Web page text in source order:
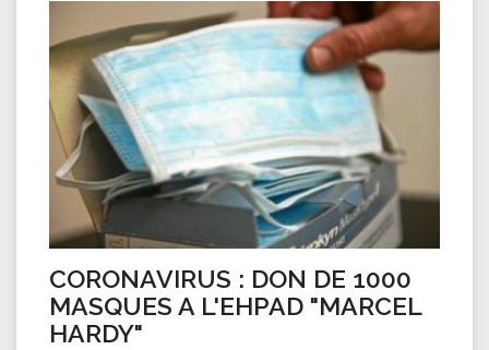
CORONAVIRUS : DON DE 1000
MASQUES A L'EHPAD "MARCEL
HARDY"